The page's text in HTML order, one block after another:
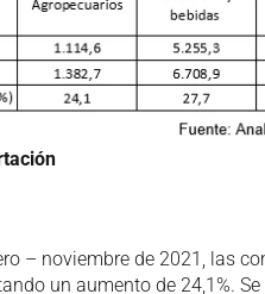
– noviembre de 2021, las
un aumento de 24,1%.